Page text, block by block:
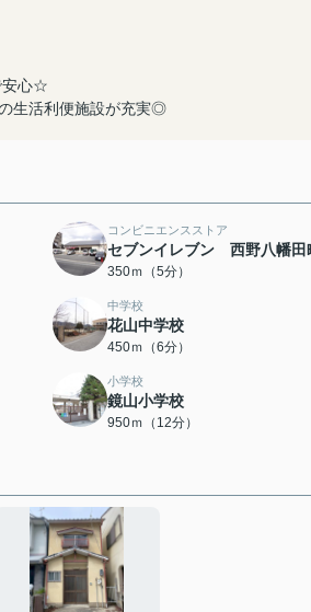
安心☆
生活利便施設が充実◎
コンビニエンスストア
セブンイレブン 西野八幡田
350ｍ（5分）
中学校
花山中学校
450ｍ（6分）
小学校
鏡山小学校
950ｍ（12分）